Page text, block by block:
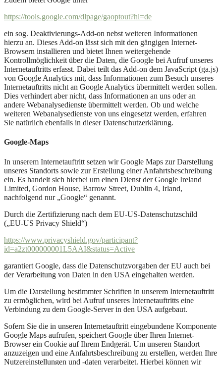
https://tools.google.com/dlpage/gaoptout?hl=de
ein sog. Deaktivierungs-Add-on nebst weiteren Informationen
hierzu an. Dieses Add-on lässt sich mit den gängigen Internet-
Browsern installieren und bietet Ihnen weitergehende
Kontrollmöglichkeit über die Daten, die Google bei Aufruf unseres
Internetauftritts erfasst. Dabei teilt das Add-on dem JavaScript (ga.js)
von Google Analytics mit, dass Informationen zum Besuch unseres
Internetauftritts nicht an Google Analytics übermittelt werden sollen.
Dies verhindert aber nicht, dass Informationen an uns oder an
andere Webanalysedienste übermittelt werden. Ob und welche
weiteren Webanalysedienste von uns eingesetzt werden, erfahren
Sie natürlich ebenfalls in dieser Datenschutzerklärung.
Google-Maps
In unserem Internetauftritt setzen wir Google Maps zur Darstellung
unseres Standorts sowie zur Erstellung einer Anfahrtsbeschreibung
ein. Es handelt sich hierbei um einen Dienst der Google Ireland
Limited, Gordon House, Barrow Street, Dublin 4, Irland,
nachfolgend nur „Google“ genannt.
Durch die Zertifizierung nach dem EU-US-Datenschutzschild
(„EU-US Privacy Shield“)
https://www.privacyshield.gov/participant?
id=a2zt000000001L5AAI&status=Active
garantiert Google, dass die Datenschutzvorgaben der EU auch bei
der Verarbeitung von Daten in den USA eingehalten werden.
Um die Darstellung bestimmter Schriften in unserem Internetauftritt
zu ermöglichen, wird bei Aufruf unseres Internetauftritts eine
Verbindung zu dem Google-Server in den USA aufgebaut.
Sofern Sie die in unseren Internetauftritt eingebundene Komponente
Google Maps aufrufen, speichert Google über Ihren Internet-
Browser ein Cookie auf Ihrem Endgerät. Um unseren Standort
anzuzeigen und eine Anfahrtsbeschreibung zu erstellen, werden Ihre
Nutzereinstellungen und -daten verarbeitet. Hierbei können wir